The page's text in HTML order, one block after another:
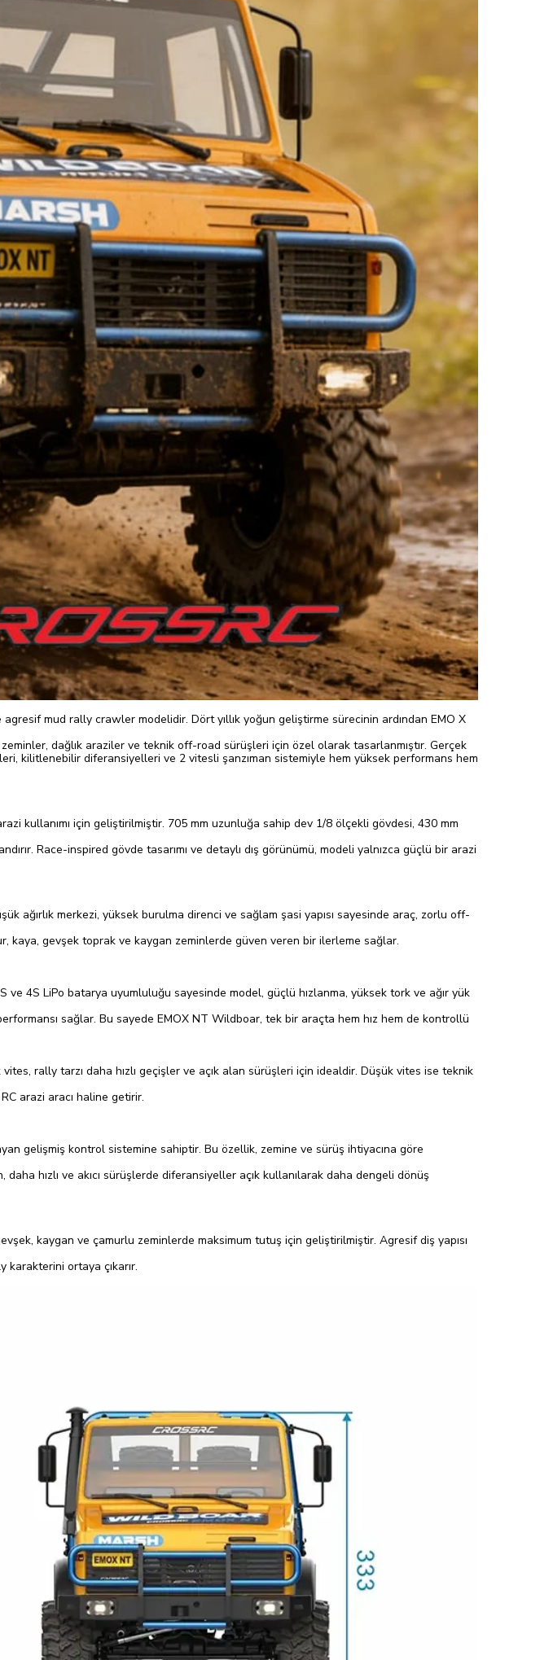
mud rally crawler modelidir. Dört yıllık yoğun geliştirme sürecinin ardından EMO X
dağlık araziler ve teknik off-road sürüşleri için özel olarak tasarlanmıştır. Gerçek
kilitlenebilir diferansiyelleri ve 2 vitesli şanzıman sistemiyle hem yüksek performans hem
kullanımı için geliştirilmiştir. 705 mm uzunluğa sahip dev 1/8 ölçekli gövdesi, 430 mm
Race-inspired gövde tasarımı ve detaylı dış görünümü, modeli yalnızca güçlü bir arazi
ağırlık merkezi, yüksek burulma direnci ve sağlam şasi yapısı sayesinde araç, zorlu off-
kaya, gevşek toprak ve kaygan zeminlerde güven veren bir ilerleme sağlar.
ve 4S LiPo batarya uyumluluğu sayesinde model, güçlü hızlanma, yüksek tork ve ağır yük
sağlar. Bu sayede EMOX NT Wildboar, tek bir araçta hem hız hem de kontrollü
rally tarzı daha hızlı geçişler ve açık alan sürüşleri için idealdir. Düşük vites ise teknik
arazi aracı haline getirir.
gelişmiş kontrol sistemine sahiptir. Bu özellik, zemine ve sürüş ihtiyacına göre
hızlı ve akıcı sürüşlerde diferansiyeller açık kullanılarak daha dengeli dönüş
kaygan ve çamurlu zeminlerde maksimum tutuş için geliştirilmiştir. Agresif diş yapısı
ortaya çıkarır.